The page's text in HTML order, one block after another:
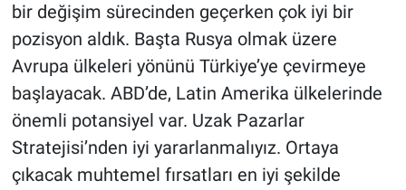
bir değişim sürecinden geçerken çok iyi bir
pozisyon aldık. Başta Rusya olmak üzere
Avrupa ülkeleri yönünü Türkiye’ye çevirmeye
başlayacak. ABD’de, Latin Amerika ülkelerinde
önemli potansiyel var. Uzak Pazarlar
Stratejisi’nden iyi yararlanmalıyız. Ortaya
çıkacak muhtemel fırsatları en iyi şekilde